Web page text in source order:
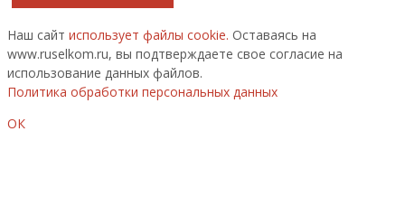
Наш сайт использует файлы cookie. Оставаясь на
www.ruselkom.ru, вы подтверждаете свое согласие на
использование данных файлов.
Политика обработки персональных данных
ОК